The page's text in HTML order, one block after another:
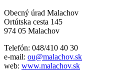
Obecný úrad Malachov
Ortútska cesta 145
974 05 Malachov
Telefón: 048/410 40 30
e-mail: ou@malachov.sk
web: www.malachov.sk